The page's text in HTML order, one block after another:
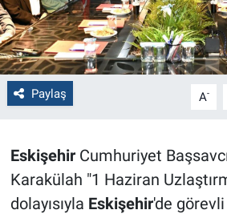
Paylaş A-
EskişehirCumhuriyet
Karakülah "1 Haziran
dolayısıyla Eskişehir'de
Genel
Çevre
Yerel
Bilim ve Teknoloji